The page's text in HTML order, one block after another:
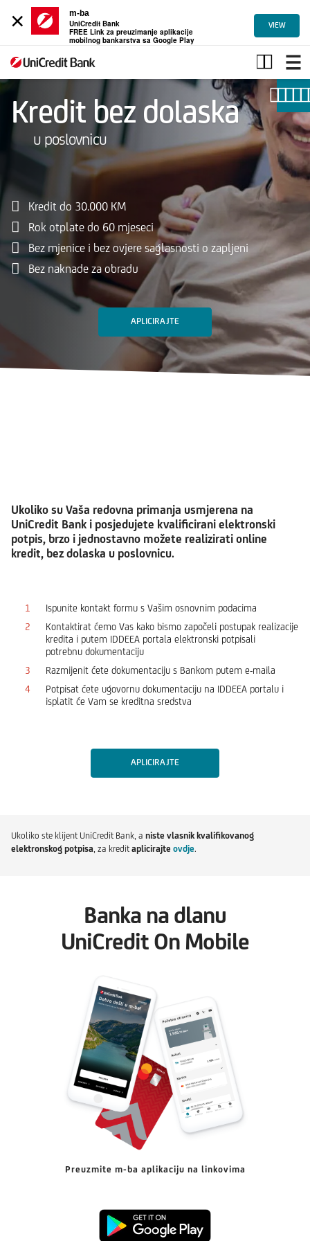
×
m-ba
UniCredit Bank
FREE Link za preuzimanje aplikacije
mobilnog bankarstva sa Google Play
VIEW
Kredit
bez
dolaska
poslovnicu
Kredit bez dolaska
u poslovnicu
Kredit do 30.000 KM
Rok otplate do 60 mjeseci
Bez mjenice i bez ovjere saglasnosti o zapljeni
Bez naknade za obradu
APLICIRAJTE
Ukoliko su Vaša redovna primanja usmjerena na
UniCredit Bank i posjedujete kvalificirani elektronski
potpis, brzo i jednostavno možete realizirati online
kredit, bez dolaska u poslovnicu.
Ispunite kontakt formu s Vašim osnovnim podacima
Kontaktirat ćemo Vas kako bismo započeli postupak realizacije
kredita i putem IDDEEA portala elektronski potpisali
potrebnu dokumentaciju
Razmijenit ćete dokumentaciju s Bankom putem e-maila
Potpisat ćete ugovornu dokumentaciju na IDDEEA portalu i
isplatit će Vam se kreditna sredstva
APLICIRAJTE
Ukoliko ste klijent UniCredit Bank, a niste vlasnik kvalifikovanog
elektronskog potpisa , za kredit aplicirajte ovdje.
Banka na dlanu
UniCredit On Mobile
Preuzmite m-ba aplikaciju na linkovima
Preuzmi